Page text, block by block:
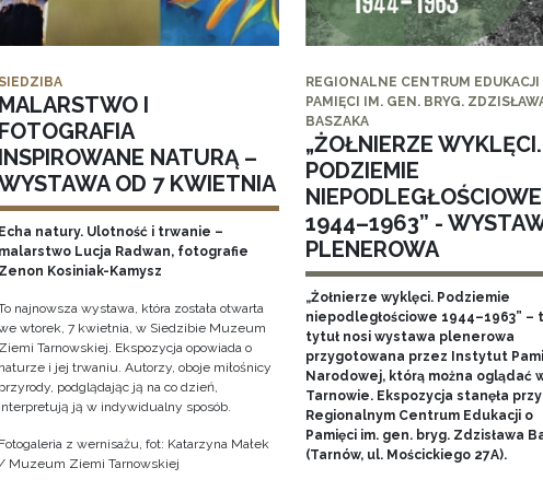
MALARSTWO I
FOTOGRAFIA
INSPIROWANE NATURĄ –
OD 7 KWIETNIA
Echa natury. Ulotność i trwanie –
malarstwo Lucja Radwan, fotografie
Zenon Kosiniak-Kamysz
najnowsza wystawa, która została otwarta
wtorek, 7 kwietnia, w Siedzibie Muzeum
Ziemi Tarnowskiej. Ekspozycja opowiada o
naturze i jej trwaniu. Autorzy, oboje miłośnicy
przyrody, podglądając ją na co dzień,
interpretują ją w indywidualny sposób.
Fotogaleria z wernisażu, fot: Katarzyna Małek
Muzeum Ziemi Tarnowskiej
REGIONALNE CENTRUM EDUKACJI
PAMIĘCI IM. GEN. BRYG.
BASZAKA
„ŻOŁNIERZE WYKLĘCI.
PODZIEMIE
NIEPODLEGŁOŚCIOWE
1944–1963” -
PLENEROWA
„Żołnierze wyklęci. Podziemie
niepodległościowe 1944–1963” –
tytuł nosi wystawa plenerowa
przygotowana przez Instytut
Narodowej, którą można oglądać
Tarnowie. Ekspozycja stanęła przy
Regionalnym Centrum Edukacji o
Pamięci im. gen. bryg. Zdzisława
(Tarnów, ul. Mościckiego 27A).